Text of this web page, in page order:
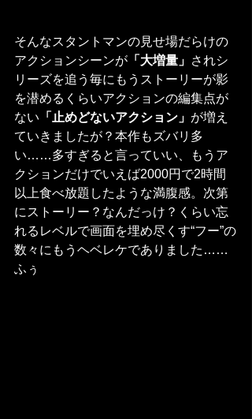
そんなスタントマンの見せ場だらけの
アクションシーンが 「大増量」 されシ
リーズを追う毎にもうストーリーが影
を潜めるくらいアクションの編集点が
ない 「止めどないアクション」 が増え
ていきましたが？本作もズバリ多
い……多すぎると言っていい、もうア
クションだけでいえば2000円で2時間
以上食べ放題したような満腹感。次第
にストーリー？なんだっけ？くらい忘
れるレベルで画面を埋め尽くす“フー”の
数々にもうヘベレケでありました……
ふぅ